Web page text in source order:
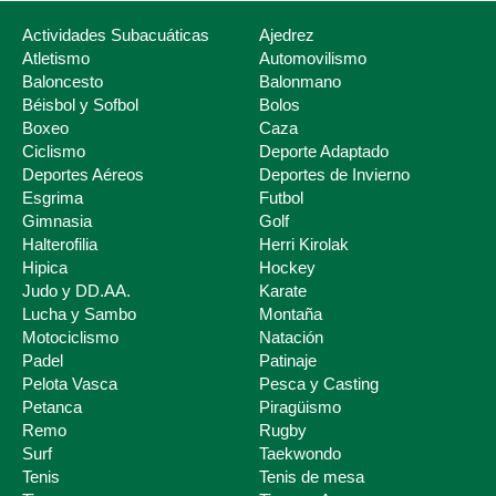
Deporte Escolar
Actividades Subacuáticas
Ajedrez
Atletismo
Automovilismo
Baloncesto
Balonmano
Béisbol y Sofbol
Bolos
Boxeo
Caza
Ciclismo
Deporte Adaptado
Deportes Aéreos
Deportes de Invierno
Esgrima
Futbol
Gimnasia
Golf
Halterofilia
Herri Kirolak
Hipica
Hockey
Judo y DD.AA.
Karate
Lucha y Sambo
Montaña
Motociclismo
Natación
Padel
Patinaje
Pelota Vasca
Pesca y Casting
Petanca
Piragüismo
Remo
Rugby
Surf
Taekwondo
Tenis
Tenis de mesa